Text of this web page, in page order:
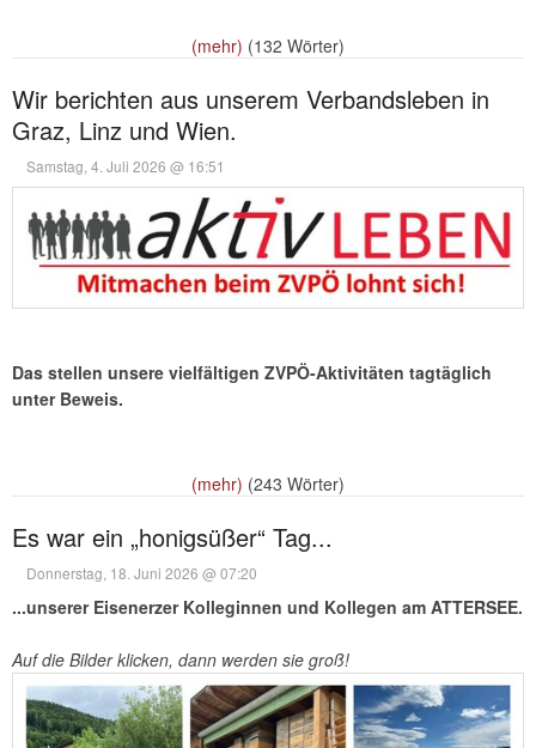
(mehr) (132 Wörter)
Wir berichten aus unserem Verbandsleben in
Graz, Linz und Wien.
Samstag, 4. Juli 2026 @ 16:51
Das stellen unsere vielfältigen ZVPÖ-Aktivitäten tagtäglich
unter Beweis.
(mehr) (243 Wörter)
Es war ein „honigsüßer“ Tag...
Donnerstag, 18. Juni 2026 @ 07:20
...unserer Eisenerzer Kolleginnen und Kollegen am ATTERSEE.
Auf die Bilder klicken, dann werden sie groß!